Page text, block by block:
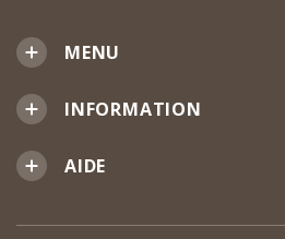
MENU
INFORMATION
AIDE